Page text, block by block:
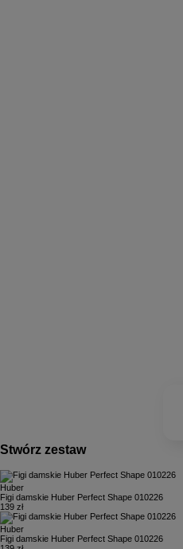
Stwórz zestaw
Huber
Figi damskie Huber Perfect Shape 010226
139 zł
Huber
Figi damskie Huber Perfect Shape 010226